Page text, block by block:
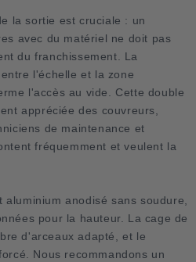
la sortie est cruciale : un
avec du matériel ne doit pas
du franchissement. La
l'échelle et la zone
l'accès au vide. Cette double
appréciée des couvreurs,
de maintenance et
fréquemment et veulent la
aluminium anodisé sans soudure,
pour la hauteur. La cage de
d'arceaux adapté, et le
Nous recommandons un